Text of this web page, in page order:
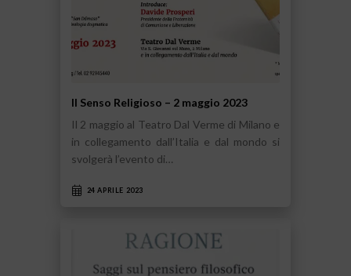
Il Senso Religioso – 2 maggio 2023
Il 2 maggio al Teatro Dal Verme di Milano e
in collegamento dall’Italia e dal mondo si
svolgerà l’evento di…
24 APRILE 2023